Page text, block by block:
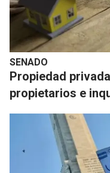
SENADO
Propiedad
propietarios e